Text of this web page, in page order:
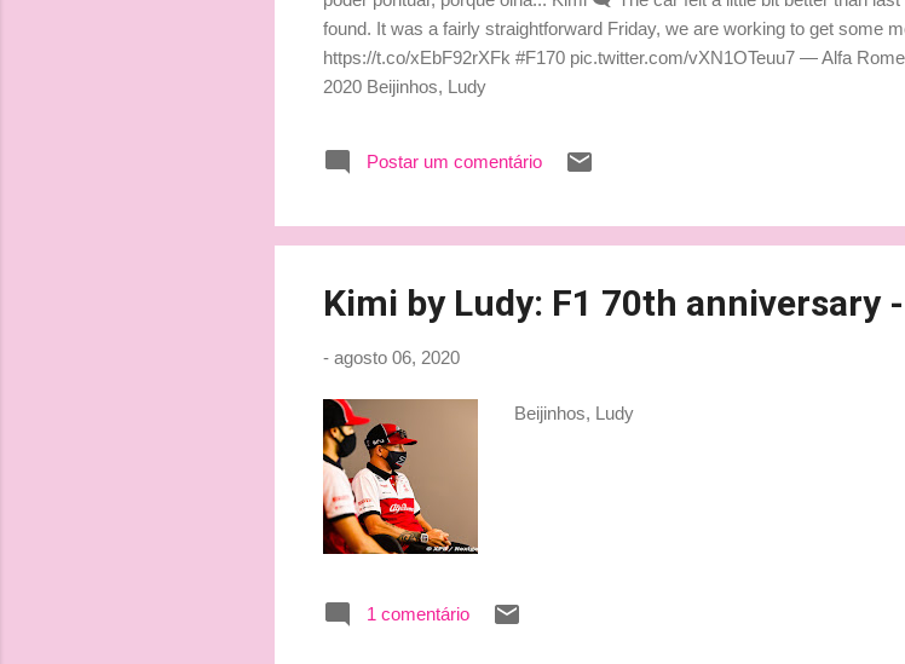
found. It was a fairly straightforward Friday, we are working to get some
https://t.co/xEbF92rXFk #F170 pic.twitter.com/vXN1OTeuu7 — Alfa
2020 Beijinhos, Ludy
Postar um comentário
Kimi by Ludy: F1 70th anniversary
- agosto 06, 2020
Beijinhos, Ludy
1 comentário